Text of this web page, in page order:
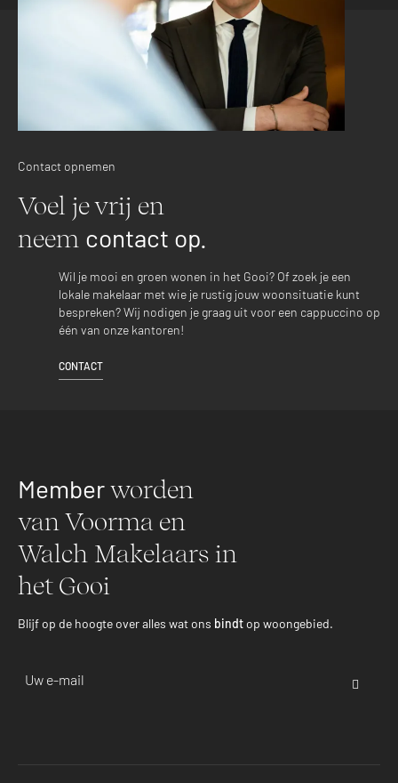
Contact opnemen
Voel je vrij en
neem contact op.
Wil je mooi en groen wonen in het Gooi? Of zoek je een
lokale makelaar met wie je rustig jouw woonsituatie kunt
bespreken? Wij nodigen je graag uit voor een cappuccino op
één van onze kantoren!
CONTACT
Memberworden
van Voorma en
Walch Makelaars in
het Gooi
Blijf op de hoogte over alles wat ons bindtop woongebied.
adres